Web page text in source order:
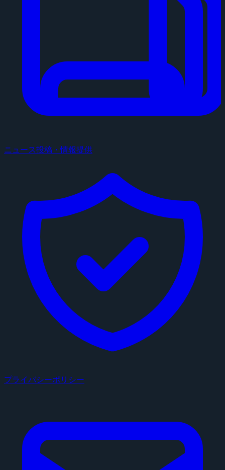
ニュース投稿・情報提供
プライバシーポリシー